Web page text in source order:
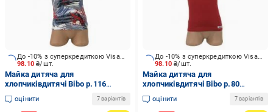
98.10₴/шт.
До -10% з суперкредиткою Visa Вигода
Майка дитяча для
хлопчиківдитячі Bibo р.116
різнокольоровий 44045
оцінити 7 варіантів
98.10₴/шт.
До -10% з суперкредиткою Visa Вигода
Майка дитяча для
хлопчиківдитячі Bibo р.80
червоний 44048
оцінити 7 варіантів